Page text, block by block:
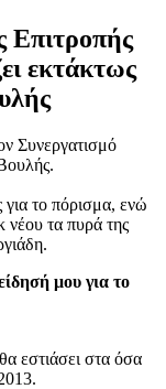
Επιτροπής
εκτάκτως
Συνεργατισμό
για το πόρισμα, ενώ
νέου τα πυρά της
μου για το
εστιάσει στα όσα